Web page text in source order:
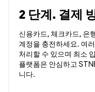
2 단계. 결제
신용카드, 체크카드, 은
계정을 충전하세요. 여
처리할 수 있으며 최소
플랫폼은 안심하고
니다.